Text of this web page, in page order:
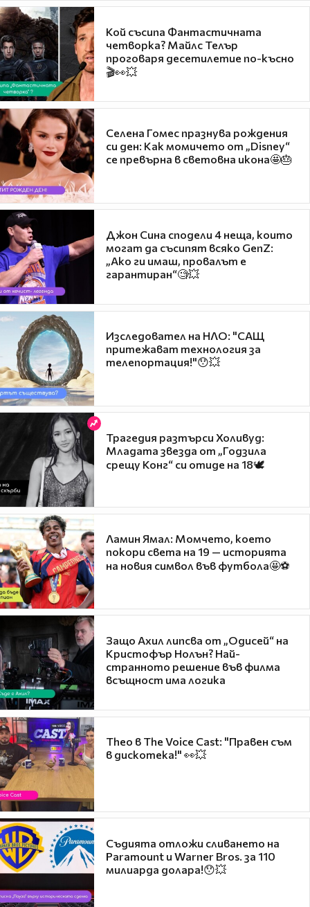
Кой съсипа Фантастичната
четворка? Майлс Телър
проговаря десетилетие по-късно
🎬👀💥
Селена Гомес празнува рождения
си ден: Как момичето от „Disney“
се превърна в световна икона🤩🎂
Джон Сина сподели 4 неща, които
могат да съсипят всяко GenZ:
„Ако ги имаш, провалът е
гарантиран“🧐💥
Изследовател на НЛО: "САЩ
притежават технология за
телепортация!"😯💥
Трагедия разтърси Холивуд:
Младата звезда от „Годзила
срещу Конг“ си отиде на 18🕊️
Ламин Ямал: Момчето, което
покори света на 19 — историята
на новия символ във футбола🤩⚽
Защо Ахил липсва от „Одисей“ на
Кристофър Нолън? Най-
странното решение във филма
всъщност има логика
Theo в The Voice Cast: "Правен съм
в дискотека!" 👀💥
Съдията отложи сливането на
Paramount и Warner Bros. за 110
милиарда долара!😯💥